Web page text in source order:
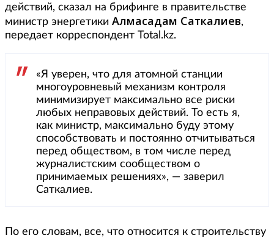
действий, сказал на брифинге в правительстве
министр энергетики Алмасадам Саткалиев,
передает корреспондент Total.kz.
«Я уверен, что для атомной станции
многоуровневый механизм контроля
минимизирует максимально все риски
любых неправовых действий. То есть я,
как министр, максимально буду этому
способствовать и постоянно отчитываться
перед обществом, в том числе перед
журналистским сообществом о
принимаемых решениях», — заверил
Саткалиев.
По его словам, все, что относится к строительству